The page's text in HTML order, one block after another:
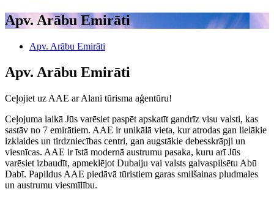
Apv. Arābu Emirāti
Apv. Arābu Emirāti
Apv. Arābu Emirāti
Ceļojiet uz AAE ar Alani tūrisma aģentūru!
Ceļojuma laikā Jūs varēsiet paspēt apskatīt gandrīz visu valsti, kas
sastāv no 7 emirātiem. AAE ir unikālā vieta, kur atrodas gan lielākie
izklaides un tirdzniecības centri, gan augstākie debesskrāpji un
viesnīcas. AAE ir īstā modernā austrumu pasaka, kuru arī Jūs
varēsiet izbaudīt, apmeklējot Dubaiju vai valsts galvaspilsētu Abū
Dabī. Papildus AAE piedāvā tūristiem garas smilšainas pludmales
un austrumu viesmīlību.